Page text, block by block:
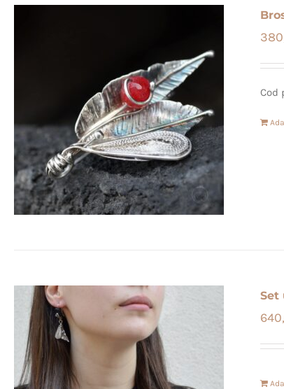
Cod
Set